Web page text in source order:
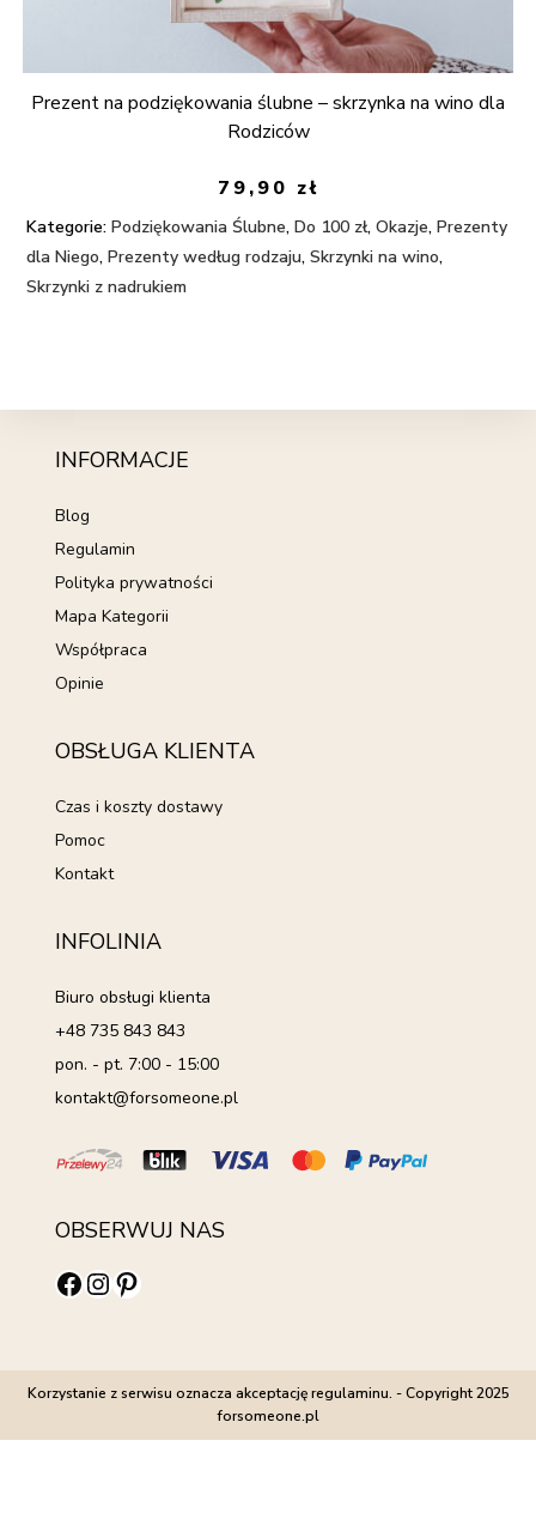
Prezent na podziękowania ślubne – skrzynka na wino dla
Rodziców
79,90 zł
Kategorie: Podziękowania Ślubne,Do 100 zł,Okazje,Prezenty
dla Niego,Prezenty według rodzaju,Skrzynki na wino,
Skrzynki z nadrukiem
INFORMACJE
Blog
Regulamin
Polityka prywatności
Mapa Kategorii
Współpraca
Opinie
OBSŁUGA KLIENTA
Czas i koszty dostawy
Pomoc
Kontakt
INFOLINIA
Biuro obsługi klienta
+48 735 843 843
pon. - pt. 7:00 - 15:00
kontakt@forsomeone.pl
OBSERWUJ NAS
Facebook
Instagram
Pinterest
Korzystanie z serwisu oznacza akceptację regulaminu. - Copyright 2025
forsomeone.pl